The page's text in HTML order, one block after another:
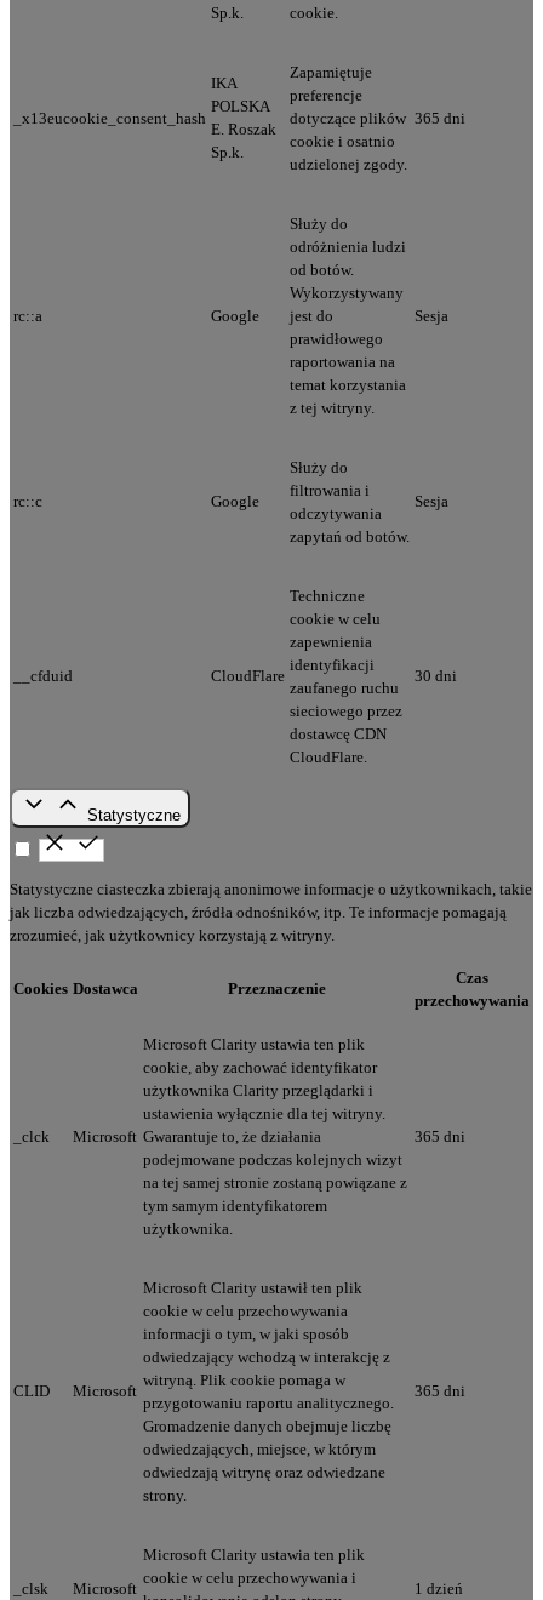
Sp.k.
cookie.
_x13eucookie_consent_hash
IKA
POLSKA
E. Roszak
Sp.k.
Zapamiętuje
preferencje
dotyczące plików
cookie i osatnio
udzielonej zgody.
365 dni
rc::a Google
Służy do
odróżnienia ludzi
od botów.
Wykorzystywany
jest do
prawidłowego
raportowania na
temat korzystania
z tej witryny.
Sesja
rc::c Google
Służy do
filtrowania i
odczytywania
zapytań od botów.
Sesja
__cfduid CloudFlare
Techniczne
cookie w celu
zapewnienia
identyfikacji
zaufanego ruchu
sieciowego przez
dostawcę CDN
CloudFlare.
30 dni
Statystyczne
Statystyczne ciasteczka zbierają anonimowe informacje o użytkownikach, takie
jak liczba odwiedzających, źródła odnośników, itp. Te informacje pomagają
zrozumieć, jak użytkownicy korzystają z witryny.
Cookies Dostawca Przeznaczenie
Czas
przechowywania
_clck Microsoft
Microsoft Clarity ustawia ten plik
cookie, aby zachować identyfikator
użytkownika Clarity przeglądarki i
ustawienia wyłącznie dla tej witryny.
Gwarantuje to, że działania
podejmowane podczas kolejnych wizyt
na tej samej stronie zostaną powiązane z
tym samym identyfikatorem
użytkownika.
365 dni
CLID Microsoft
Microsoft Clarity ustawił ten plik
cookie w celu przechowywania
informacji o tym, w jaki sposób
odwiedzający wchodzą w interakcję z
witryną. Plik cookie pomaga w
przygotowaniu raportu analitycznego.
Gromadzenie danych obejmuje liczbę
odwiedzających, miejsce, w którym
odwiedzają witrynę oraz odwiedzane
strony.
365 dni
_clsk Microsoft
Microsoft Clarity ustawia ten plik
cookie w celu przechowywania i
1 dzień